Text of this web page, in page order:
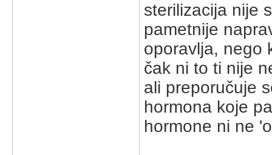
sterilizacija nije
pametnije
oporavlja, nego
čak ni to ti nije
ali preporučuje
hormona koje
hormone ni ne